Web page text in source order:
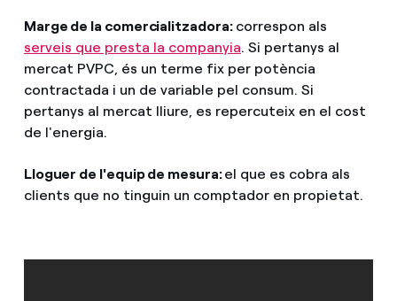
Marge de la comercialitzadora:correspon als
serveis que presta la companyia. Si pertanys al
mercat PVPC, és un terme fix per potència
contractada i un de variable pel consum. Si
pertanys al mercat lliure, es repercuteix en el cost
de l'energia.
Lloguer de l'equip de mesura:el que es cobra als
clients que no tinguin un comptador en propietat.